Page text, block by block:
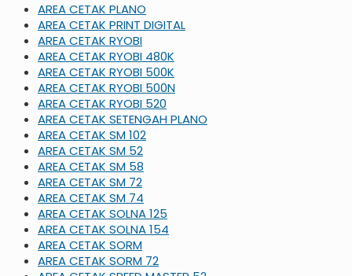
AREA CETAK PLANO
AREA CETAK PRINT DIGITAL
AREA CETAK RYOBI
AREA CETAK RYOBI 480K
AREA CETAK RYOBI 500K
AREA CETAK RYOBI 500N
AREA CETAK RYOBI 520
AREA CETAK SETENGAH PLANO
AREA CETAK SM 102
AREA CETAK SM 52
AREA CETAK SM 58
AREA CETAK SM 72
AREA CETAK SM 74
AREA CETAK SOLNA 125
AREA CETAK SOLNA 154
AREA CETAK SORM
AREA CETAK SORM 72